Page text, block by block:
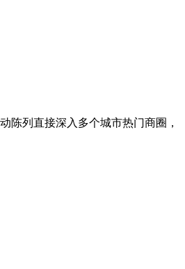
陈列直接深入多个城市热门商圈，